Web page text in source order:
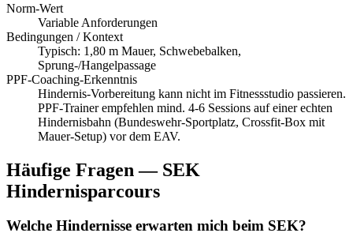
Norm-Wert
Variable Anforderungen
Bedingungen / Kontext
Typisch: 1,80 m Mauer, Schwebebalken,
Sprung-/Hangelpassage
PPF-Coaching-Erkenntnis
Hindernis-Vorbereitung kann nicht im Fitnessstudio passieren.
PPF-Trainer empfehlen mind. 4-6 Sessions auf einer echten
Hindernisbahn (Bundeswehr-Sportplatz, Crossfit-Box mit
Mauer-Setup) vor dem EAV.
Häufige Fragen — SEK
Hindernisparcours
Welche Hindernisse erwarten mich beim SEK?